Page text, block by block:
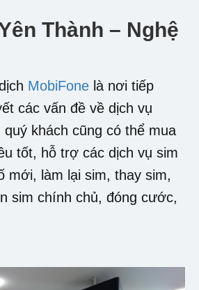
Thành – Nghệ
MobiFone là nơi tiếp
các vấn đề về dịch vụ
quý khách cũng có thể mua
tốt, hỗ trợ các dịch vụ sim
mới, làm lại sim, thay sim,
sim chính chủ, đóng cước,